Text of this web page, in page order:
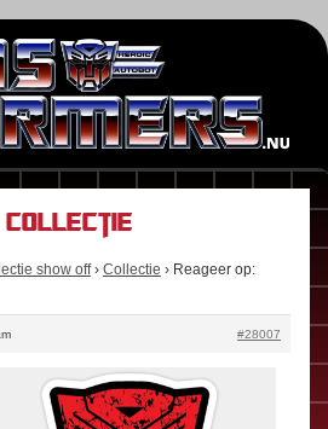
Collectie
show off › Collectie › Reageer op:
#28007